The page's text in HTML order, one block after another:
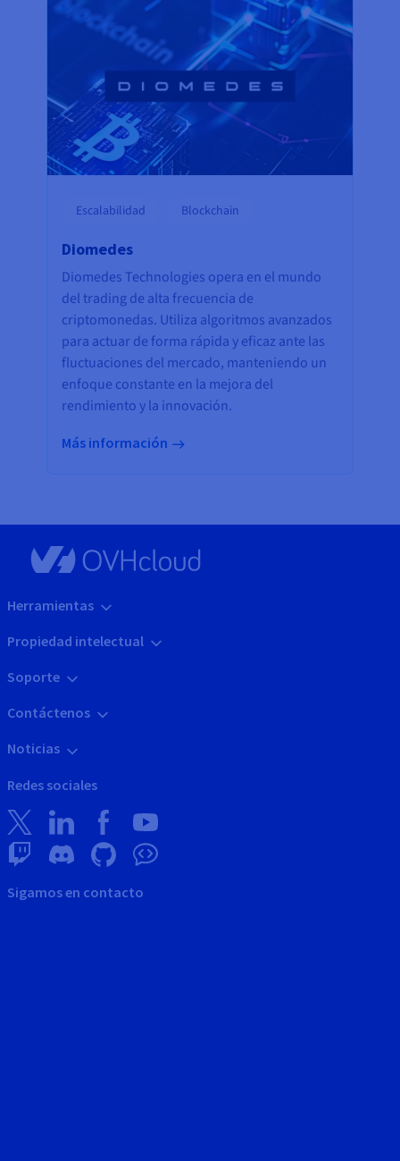
Escalabilidad Blockchain
Diomedes
Diomedes Technologies opera en el mundo
del trading de alta frecuencia de
criptomonedas. Utiliza algoritmos avanzados
para actuar de forma rápida y eficaz ante las
fluctuaciones del mercado, manteniendo un
enfoque constante en la mejora del
rendimiento y la innovación.
Más información
Herramientas
Propiedad intelectual
Soporte
Contáctenos
Noticias
Redes sociales
Sigamos en contacto